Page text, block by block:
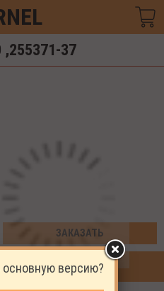
37
ЗАКАЗАТЬ
ПОКУПКИ
основную версию?